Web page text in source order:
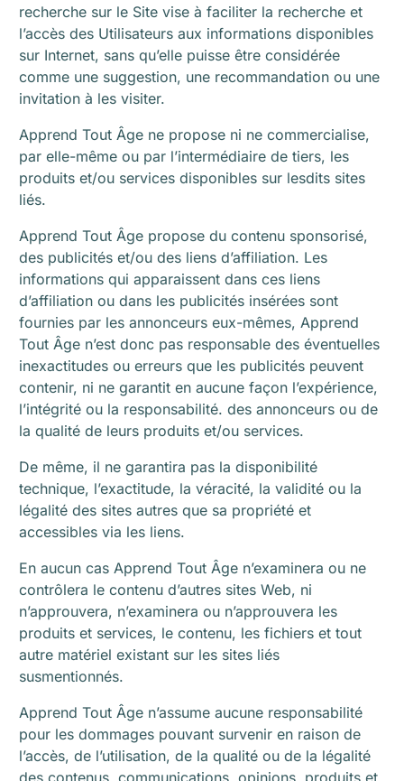
recherche sur le Site vise à faciliter la recherche et
l’accès des Utilisateurs aux informations disponibles
sur Internet, sans qu’elle puisse être considérée
comme une suggestion, une recommandation ou une
invitation à les visiter.
Apprend Tout Âge ne propose ni ne commercialise,
par elle-même ou par l’intermédiaire de tiers, les
produits et/ou services disponibles sur lesdits sites
liés.
Apprend Tout Âge propose du contenu sponsorisé,
des publicités et/ou des liens d’affiliation. Les
informations qui apparaissent dans ces liens
d’affiliation ou dans les publicités insérées sont
fournies par les annonceurs eux-mêmes, Apprend
Tout Âge n’est donc pas responsable des éventuelles
inexactitudes ou erreurs que les publicités peuvent
contenir, ni ne garantit en aucune façon l’expérience,
l’intégrité ou la responsabilité. des annonceurs ou de
la qualité de leurs produits et/ou services.
De même, il ne garantira pas la disponibilité
technique, l’exactitude, la véracité, la validité ou la
légalité des sites autres que sa propriété et
accessibles via les liens.
En aucun cas Apprend Tout Âge n’examinera ou ne
contrôlera le contenu d’autres sites Web, ni
n’approuvera, n’examinera ou n’approuvera les
produits et services, le contenu, les fichiers et tout
autre matériel existant sur les sites liés
susmentionnés.
Apprend Tout Âge n’assume aucune responsabilité
pour les dommages pouvant survenir en raison de
l’accès, de l’utilisation, de la qualité ou de la légalité
des contenus, communications, opinions, produits et